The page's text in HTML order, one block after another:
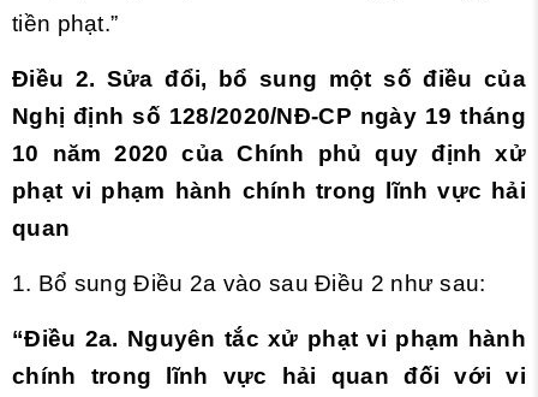
tiền phạt.”
Điều 2. Sửa đổi, bổ sung một số điều của
Nghị định số 128/2020/NĐ-CP ngày 19 tháng
10 năm 2020 của Chính phủ quy định xử
phạt vi phạm hành chính trong lĩnh vực hải
quan
1. Bổ sung Điều 2a vào sauĐiều 2 như sau:
“Điều 2a. Nguyên tắc xử phạt vi phạm hành
chính trong lĩnh vực hải quan đối với vi